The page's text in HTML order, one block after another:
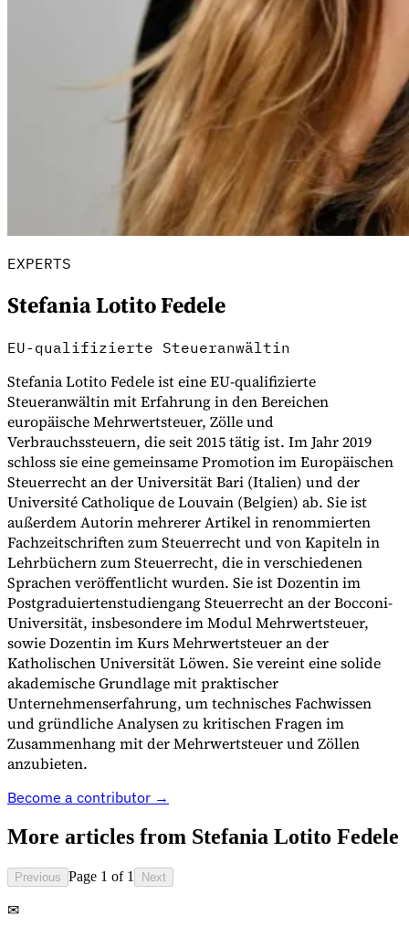
Europa Amerika Asien-Pazifik Afrika
VAT für Anfänger
Indirekte Steuern 101
Expert Tax Series
Indirekte Steuern im elektronischen Geschäftsverkehr
GolfregionAufbau eines Kontrollrahmens für indirekte
Kohlenstoffsteuern und Umweltabgaben
EXPERTS
Stefania Lotito Fedele
EU-qualifizierte Steueranwältin
Stefania Lotito Fedele ist eine EU-qualifizierte
Steueranwältin mit Erfahrung in den Bereichen
europäische Mehrwertsteuer, Zölle und
Verbrauchssteuern, die seit 2015 tätig ist. Im Jahr 2019
schloss sie eine gemeinsame Promotion im Europäischen
Steuerrecht an der Universität Bari (Italien) und der
Université Catholique de Louvain (Belgien) ab. Sie ist
außerdem Autorin mehrerer Artikel in renommierten
Fachzeitschriften zum Steuerrecht und von Kapiteln in
Lehrbüchern zum Steuerrecht, die in verschiedenen
Sprachen veröffentlicht wurden. Sie ist Dozentin im
Postgraduiertenstudiengang Steuerrecht an der Bocconi-
Universität, insbesondere im Modul Mehrwertsteuer,
sowie Dozentin im Kurs Mehrwertsteuer an der
Katholischen Universität Löwen. Sie vereint eine solide
akademische Grundlage mit praktischer
Unternehmenserfahrung, um technisches Fachwissen
und gründliche Analysen zu kritischen Fragen im
Zusammenhang mit der Mehrwertsteuer und Zöllen
anzubieten.
Become a contributor →
More articles from Stefania Lotito Fedele
Previous Page 1 of 1 Next
✉